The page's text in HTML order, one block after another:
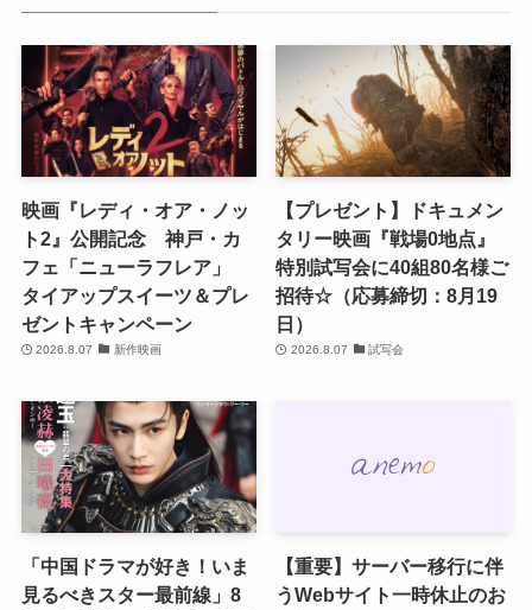
映画『レディ・オア・ノッ
ト2』公開記念 神戸・カ
フェ「ニューラフレア」
タイアップスイーツ＆プレ
ゼントキャンペーン
2026.8.07 新作映画
【プレゼント】ドキュメン
タリー映画『戦場0地点』
特別試写会に40組80名様ご
招待☆（応募締切：8月19
日）
2026.8.07 試写会
「中国ドラマが好き！いま
見るべきスター最前線」8
【重要】サーバー移行に伴
うWebサイト一時休止のお